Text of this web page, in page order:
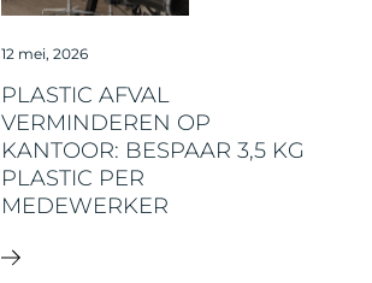
12 mei, 2026
PLASTIC AFVAL
VERMINDEREN OP
KANTOOR: BESPAAR 3,5 KG
PLASTIC PER
MEDEWERKER